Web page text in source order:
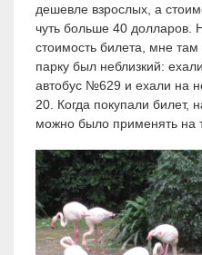
дешевле взрослых, а
чуть больше 40 долларов.
стоимость билета, мне
парку был неблизкий:
автобус №629 и ехали на
20. Когда покупали билет,
можно было применять на